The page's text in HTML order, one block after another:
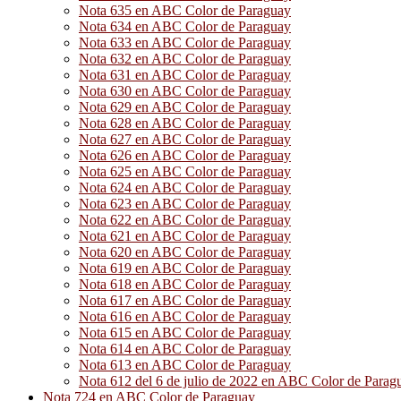
Nota 635 en ABC Color de Paraguay
Nota 634 en ABC Color de Paraguay
Nota 633 en ABC Color de Paraguay
Nota 632 en ABC Color de Paraguay
Nota 631 en ABC Color de Paraguay
Nota 630 en ABC Color de Paraguay
Nota 629 en ABC Color de Paraguay
Nota 628 en ABC Color de Paraguay
Nota 627 en ABC Color de Paraguay
Nota 626 en ABC Color de Paraguay
Nota 625 en ABC Color de Paraguay
Nota 624 en ABC Color de Paraguay
Nota 623 en ABC Color de Paraguay
Nota 622 en ABC Color de Paraguay
Nota 621 en ABC Color de Paraguay
Nota 620 en ABC Color de Paraguay
Nota 619 en ABC Color de Paraguay
Nota 618 en ABC Color de Paraguay
Nota 617 en ABC Color de Paraguay
Nota 616 en ABC Color de Paraguay
Nota 615 en ABC Color de Paraguay
Nota 614 en ABC Color de Paraguay
Nota 613 en ABC Color de Paraguay
Nota 612 del 6 de julio de 2022 en ABC Color de
Nota 724 en ABC Color de Paraguay